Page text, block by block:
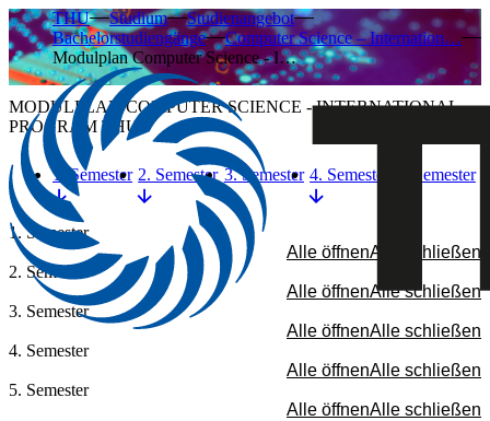
THU Studium
Studienangebot
Bachelorstudiengänge
Computer Science – Internation…
Modulplan Computer Science - I…
MODULPLAN COMPUTER SCIENCE - INTERNATIONAL
PROGRAM THU
1. Semester 2. Semester 3. Semester 4. Semester 5. Semester
1. Semester
Alle öffnenAlle schließen
2. Semester
Alle öffnenAlle schließen
3. Semester
Alle öffnenAlle schließen
4. Semester
Alle öffnenAlle schließen
5. Semester
Alle öffnenAlle schließen